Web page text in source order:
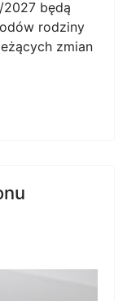
2027 będą
rodziny
zmian